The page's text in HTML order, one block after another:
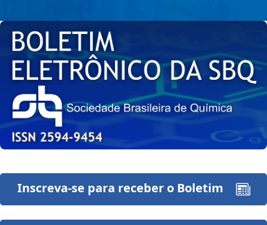
Inscreva-se para receber o Boletim